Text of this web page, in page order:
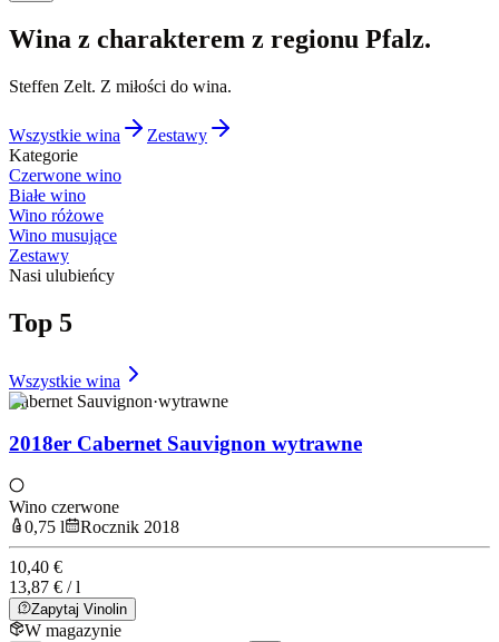
Wina z charakterem z regionu Pfalz.
Steffen Zelt. Z miłości do wina.
Wszystkie wina
Zestawy
Kategorie
Czerwone wino
Białe wino
Wino różowe
Wino musujące
Zestawy
Nasi ulubieńcy
Top 5
Wszystkie wina
Cabernet Sauvignon·wytrawne
2018er Cabernet Sauvignon wytrawne
Wino czerwone
0,75 l
Rocznik 2018
10,40 €
13,87 € / l
Zapytaj Vinolin
W magazynie